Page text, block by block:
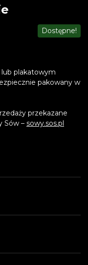
Dostępne!
plakatowym
pakowany w
przekazane
Sów – sowy.sos.pl